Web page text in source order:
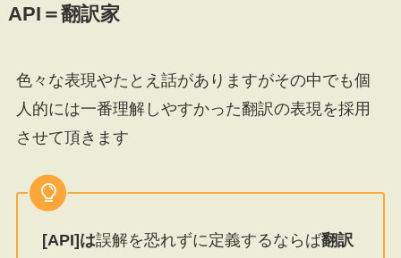
API＝翻訳家
色々な表現やたとえ話がありますがその中でも個
人的には一番理解しやすかった翻訳の表現を採用
させて頂きます
[API]は誤解を恐れずに定義するならば翻訳